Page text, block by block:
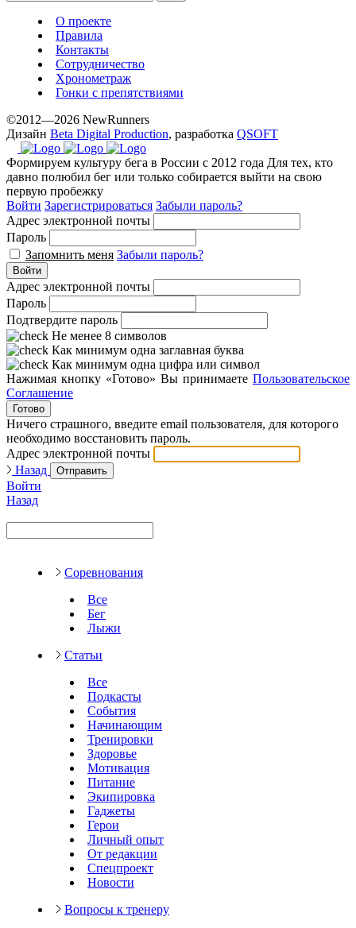
О проекте
Правила
Контакты
Сотрудничество
Хронометраж
Гонки с препятствиями
©2012—2026 NewRunners
Дизайн Beta Digital Production, разработка QSOFT
Формируем культуру бега в России с 2012 года Для тех, кто
давно полюбил бег или только собирается выйти на свою
первую пробежку
Войти Зарегистрироваться Забыли пароль?
Адрес электронной почты
Пароль
Запомнить меня Забыли пароль?
Войти
Адрес электронной почты
Пароль
Подтвердите пароль
Не менее 8 символов
Как минимум одна заглавная буква
Как минимум одна цифра или символ
Нажимая кнопку «Готово» Вы принимаете Пользовательское
Соглашение
Готово
Ничего страшного, введите email пользователя, для которого
необходимо восстановить пароль.
Адрес электронной почты
Назад
Отправить
Войти
Назад
Соревнования
Все
Бег
Лыжи
Статьи
Все
Подкасты
События
Начинающим
Тренировки
Здоровье
Мотивация
Питание
Экипировка
Гаджеты
Герои
Личный опыт
От редакции
Спецпроект
Новости
Вопросы к тренеру